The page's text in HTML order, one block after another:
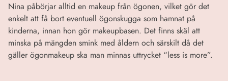
Nina påbörjar alltid en makeup från ögonen, vilket gör det
enkelt att få bort eventuell ögonskugga som hamnat på
kinderna, innan hon gör makeupbasen. Det finns skäl att
minska på mängden smink med åldern och särskilt då det
gäller ögonmakeup ska man minnas uttrycket “less is more”.